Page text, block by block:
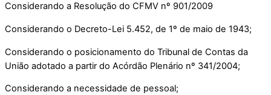
Considerando a Resolução do CFMV nº 901/2009
Considerando o Decreto-Lei 5.452, de 1º de maio de 1943;
Considerando o posicionamento do Tribunal de Contas da
União adotado a partir do Acórdão Plenário nº 341/2004;
Considerando a necessidade de pessoal;